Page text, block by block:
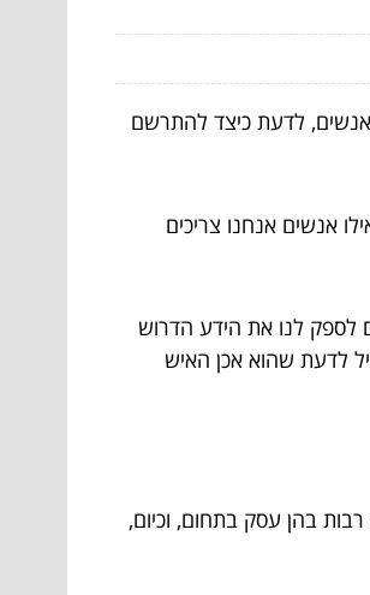
אנשים, לדעת כיצד להתרשם
אנשים אנחנו צריכים
לספק לנו את הידע הדרוש
לדעת שהוא אכן האיש
בהן עסק בתחום, וכיום,